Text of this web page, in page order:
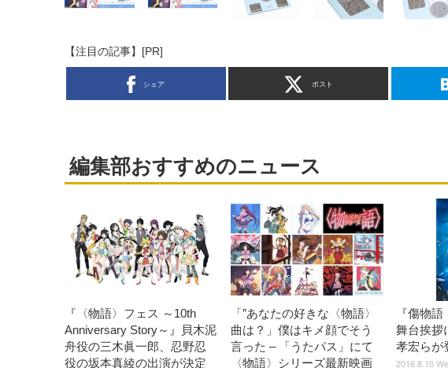
【注目の記事】[PR]
シェア ポスト
編集部おすすめのニュース
『〈物語〉フェス ～10th
Anniversary Story～』貝木泥
舟役の三木眞一郎、忍野忍
役の坂本真綾の出演が決定
「”あなたの好きな〈物語〉
曲は？」僕はキメ顔でそう
言った – 「うたパス」にて
〈物語〉シリーズ最新映画
『傷物
舞台挨拶
孝宏らが
2016.8.10